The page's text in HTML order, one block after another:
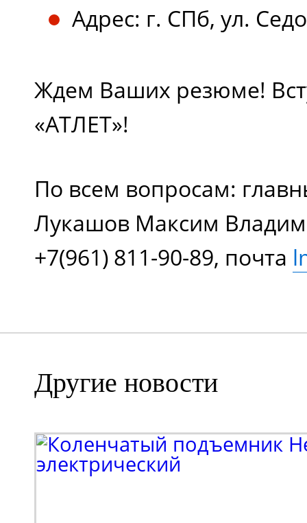
Адрес: г. СПб, ул.
Ждем Ваших резюме!
«АТЛЕТ»!
По всем вопросам:
Лукашов Максим
+7(961) 811-90-89, почта
Другие новости